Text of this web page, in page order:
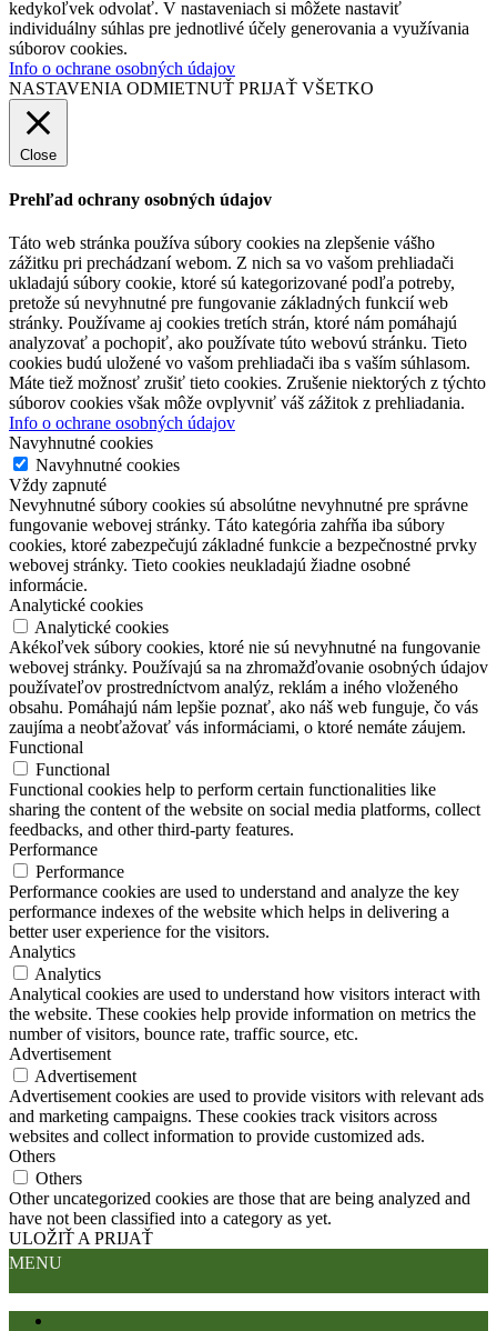
kedykoľvek odvolať. V nastaveniach si môžete nastaviť
individuálny súhlas pre jednotlivé účely generovania a využívania
súborov cookies.
Info o ochrane osobných údajov
NASTAVENIA ODMIETNUŤ PRIJAŤ VŠETKO
Close
Prehľad ochrany osobných údajov
Táto web stránka používa súbory cookies na zlepšenie vášho
zážitku pri prechádzaní webom. Z nich sa vo vašom prehliadači
ukladajú súbory cookie, ktoré sú kategorizované podľa potreby,
pretože sú nevyhnutné pre fungovanie základných funkcií web
stránky. Používame aj cookies tretích strán, ktoré nám pomáhajú
analyzovať a pochopiť, ako používate túto webovú stránku. Tieto
cookies budú uložené vo vašom prehliadači iba s vaším súhlasom.
Máte tiež možnosť zrušiť tieto cookies. Zrušenie niektorých z týchto
súborov cookies však môže ovplyvniť váš zážitok z prehliadania.
Info o ochrane osobných údajov
Navyhnutné cookies
Navyhnutné cookies
Vždy zapnuté
Nevyhnutné súbory cookies sú absolútne nevyhnutné pre správne
fungovanie webovej stránky. Táto kategória zahŕňa iba súbory
cookies, ktoré zabezpečujú základné funkcie a bezpečnostné prvky
webovej stránky. Tieto cookies neukladajú žiadne osobné
informácie.
Analytické cookies
Analytické cookies
Akékoľvek súbory cookies, ktoré nie sú nevyhnutné na fungovanie
webovej stránky. Používajú sa na zhromažďovanie osobných údajov
používateľov prostredníctvom analýz, reklám a iného vloženého
obsahu. Pomáhajú nám lepšie poznať, ako náš web funguje, čo vás
zaujíma a neobťažovať vás informáciami, o ktoré nemáte záujem.
Functional
Functional
Functional cookies help to perform certain functionalities like
sharing the content of the website on social media platforms, collect
feedbacks, and other third-party features.
Performance
Performance
Performance cookies are used to understand and analyze the key
performance indexes of the website which helps in delivering a
better user experience for the visitors.
Analytics
Analytics
Analytical cookies are used to understand how visitors interact with
the website. These cookies help provide information on metrics the
number of visitors, bounce rate, traffic source, etc.
Advertisement
Advertisement
Advertisement cookies are used to provide visitors with relevant ads
and marketing campaigns. These cookies track visitors across
websites and collect information to provide customized ads.
Others
Others
Other uncategorized cookies are those that are being analyzed and
have not been classified into a category as yet.
ULOŽIŤ A PRIJAŤ
MENU